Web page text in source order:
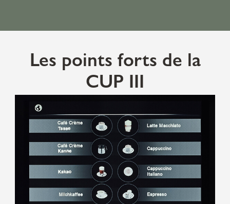
Les points forts de la
CUP III